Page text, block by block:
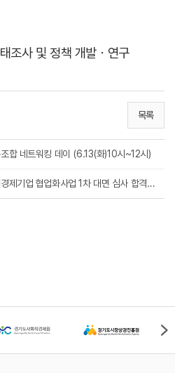
조사 및 정책 개발ㆍ연구
목록
합 네트워킹 데이 (6.13(화)10시~12시)
2023 용인시 사회적경제기업 협업화사업 1차 대면 심사 합격팀 발표